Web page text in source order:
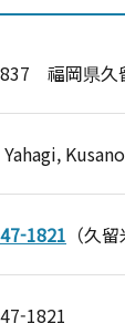
福岡県久
1821 （久
1821